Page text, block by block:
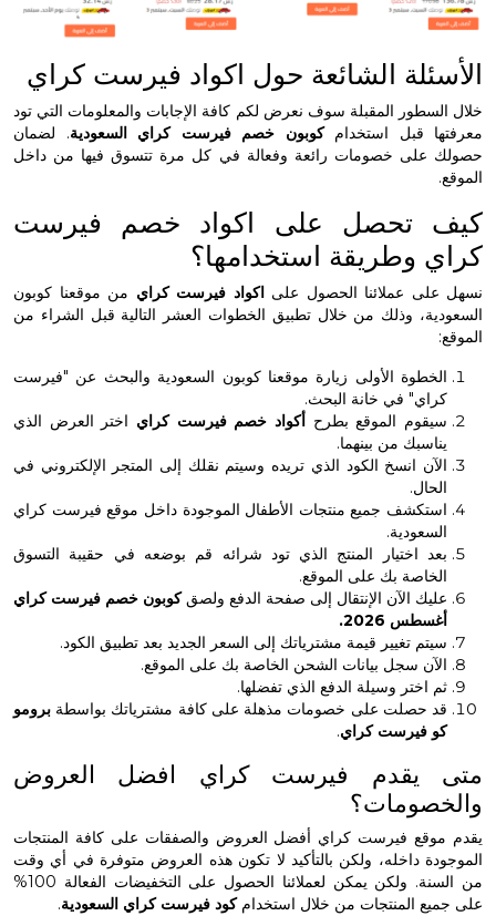
الشائعة حول اكواد فيرست كراي
المقبلة سوف نعرض لكم كافة الإجابات والمعلومات التي تود
قبل استخدامكوبون خصم فيرست كراي السعودية. لضمان
على خصومات رائعة وفعالة في كل مرة تتسوق فيها من داخل
تحصل على اكواد خصم فيرست
وطريقة استخدامها؟
عملائنا الحصول علىاكواد فيرست كرايمن موقعنا كوبون
وذلك من خلال تطبيق الخطوات العشر التالية قبل الشراء من
الأولى زيارة موقعنا كوبون السعودية والبحث عن "فيرست
في خانة البحث.
الموقع بطرحأكواد خصم فيرست كراياختر العرض الذي
من بينهما.
انسخ الكود الذي تريده وسيتم نقلك إلى المتجر الإلكتروني في
جميع منتجات الأطفال الموجودة داخل موقع فيرست كراي
اختيار المنتج الذي تود شرائه قم بوضعه في حقيبة التسوق
بك على الموقع.
الآن الإنتقال إلى صفحة الدفع ولصقكوبون خصم فيرست كراي
2026.
تغيير قيمة مشترياتك إلى السعر الجديد بعد تطبيق الكود.
سجل بيانات الشحن الخاصة بك على الموقع.
اختر وسيلة الدفع الذي تفضلها.
حصلت على خصومات مذهلة على كافة مشترياتك بواسطة برومو
فيرست كراي.
يقدم فيرست كراي افضل العروض
فيرست كراي أفضل العروض والصفقات على كافة المنتجات
داخله، ولكن بالتأكيد لا تكون هذه العروض متوفرة في أي وقت
من السنة. ولكن يمكن لعملائنا الحصول على التخفيضات الفعالة 100%
المنتجات من خلال استخدام كود فيرست كراي السعودية .